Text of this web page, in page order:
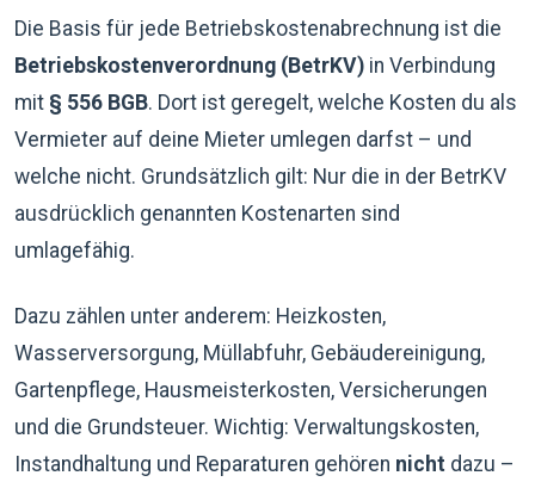
Die Basis für jede Betriebskostenabrechnung ist die
Betriebskostenverordnung (BetrKV) in Verbindung
mit § 556 BGB. Dort ist geregelt, welche Kosten du als
Vermieter auf deine Mieter umlegen darfst – und
welche nicht. Grundsätzlich gilt: Nur die in der BetrKV
ausdrücklich genannten Kostenarten sind
umlagefähig.
Dazu zählen unter anderem: Heizkosten,
Wasserversorgung, Müllabfuhr, Gebäudereinigung,
Gartenpflege, Hausmeisterkosten, Versicherungen
und die Grundsteuer. Wichtig: Verwaltungskosten,
Instandhaltung und Reparaturen gehören nicht dazu –